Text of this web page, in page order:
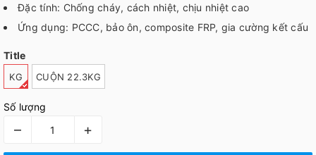
Đặc tính: Chống cháy, cách nhiệt, chịu nhiệt cao
Ứng dụng: PCCC, bảo ôn, composite FRP, gia cường kết cấu
Title
KG CUỘN 22.3KG
Số lượng
– +